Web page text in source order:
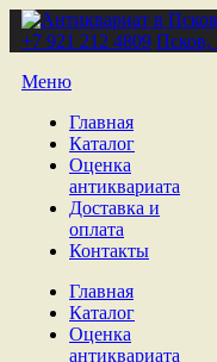
+7 921 212 4809 Псков,
Меню
Главная
Каталог
Оценка
антиквариата
Доставка и
оплата
Контакты
Главная
Каталог
Оценка
антиквариата